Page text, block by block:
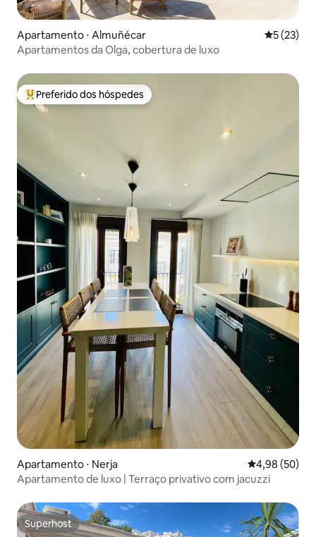
Apartamento ⋅ Almuñécar 5 de uma
5 (23)
Apartamentos da Olga, cobertura de luxo
Entre os melhores preferidos dos hóspedes
Preferido dos hóspedes
Apartamento ⋅ Nerja 4,98 de uma
4,98 (50)
Apartamento de luxo | Terraço privativo com jacuzzi
Superhost
Superhost